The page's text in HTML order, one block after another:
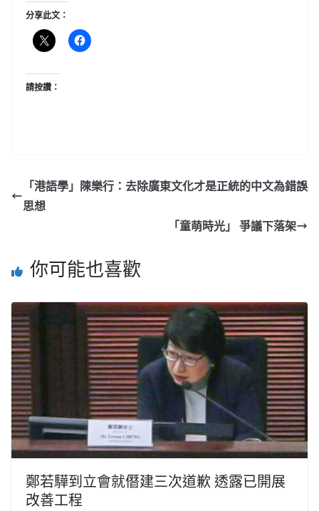
分享此文：
請按讚：
「港語學」陳樂行：去除廣東文化才是正統的中文為錯誤
思想
「童萌時光」 爭議下落架
你可能也喜歡
鄭若驊到立會就僭建三次道歉 透露已開展
改善工程